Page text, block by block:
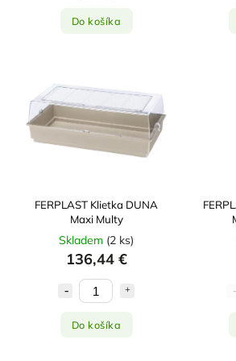
Do košíka
FERPLAST Klietka DUNA
Maxi Multy
Skladem (2 ks)
136,44 €
Do košíka